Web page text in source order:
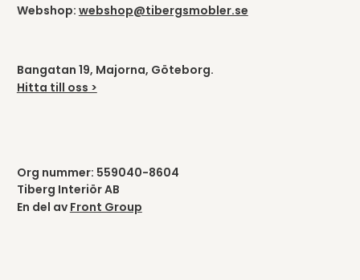
Webshop: webshop@tibergsmobler.se
Bangatan 19, Majorna, Göteborg.
Hitta till oss >
Org nummer: 559040-8604
Tiberg Interiör AB
En del av Front Group